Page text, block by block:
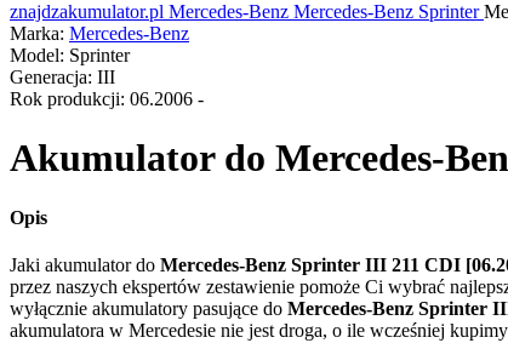
znajdzakumulator.pl Mercedes-Benz Mercedes-Benz Sprinter
Marka: Mercedes-Benz
Model: Sprinter
Generacja: III
Rok produkcji: 06.2006 -
Akumulator do Mercedes-
Opis
Jaki akumulator do Mercedes-Benz Sprinter III 211 CDI
przez naszych ekspertów zestawienie pomoże Ci wybrać
wyłącznie akumulatory pasujące do Mercedes-Benz Sprinter
akumulatora w Mercedesie nie jest droga, o ile wcześniej